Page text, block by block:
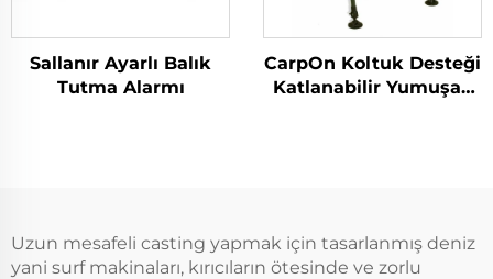
Sallanır Ayarlı Balık
Tutma Alarmı
CarpOn Koltuk Desteği
Katlanabilir Yumuşak
Uzun mesafeli casting yapmak için tasarlanmış deniz
yani surf makinaları, kırıcıların ötesinde ve zorlu